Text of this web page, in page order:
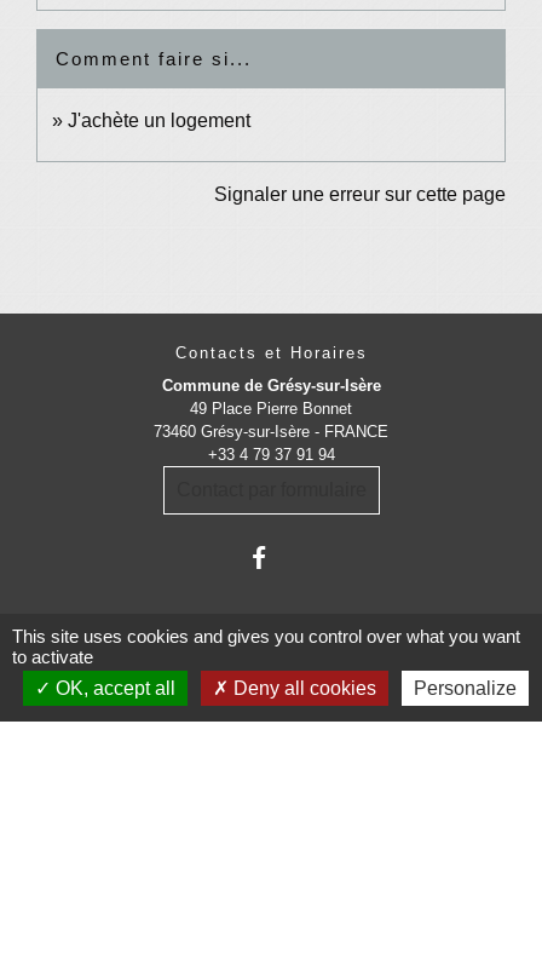
Comment faire si...
J'achète un logement
Signaler une erreur sur cette page
Contacts et Horaires
Commune de Grésy-sur-Isère
49 Place Pierre Bonnet
73460 Grésy-sur-Isère - FRANCE
+33 4 79 37 91 94
Administrations
This site uses cookies and gives you control over what you want
to activate
OK, accept all
Deny all cookies Personalize